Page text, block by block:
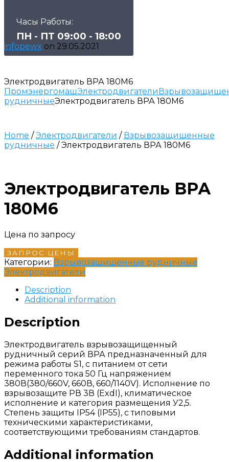
Часы Работы:
ПН - ПТ 09:00 - 18:00
infopewx on 29.05.2021
Электродвигатель ВРА 180M6
ПромэнергомашЭлектродвигатели
рудничныеЭлектродвигатель ВРА 180M6
Home /Электродвигатели / Взрывозащищенные
рудничные / Электродвигатель ВРА 180M6
Электродвигатель ВРА
180M6
Цена по запросу
ЗАПРОС ЦЕНЫ
Категории: Взрывозащищенные рудничные
Электродвигатели
Description
Additional information
Description
Электродвигатель взрывозащищенный
рудничный серий ВРА предназначенный для
режима работы S1, с питанием от сети
переменного тока 50 Гц напряжением
380В(380/660V, 660В, 660/1140V). Исполнение по
взрывозащите РВ 3В (ExdI), климатическое
исполнение и категория размещения У2,5.
Степень защиты IP54 (IP55), с типовыми
техническими характеристиками,
соответствующими требованиям стандартов.
Additional information